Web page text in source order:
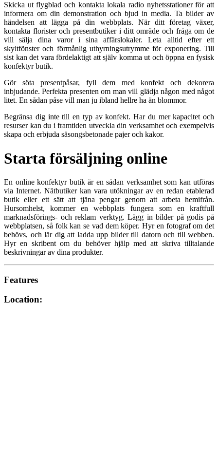
Skicka ut flygblad och kontakta lokala radio nyhetsstationer för att
informera om din demonstration och bjud in media. Ta bilder av
händelsen att lägga på din webbplats. När ditt företag växer,
kontakta florister och presentbutiker i ditt område och fråga om de
vill sälja dina varor i sina affärslokaler. Leta alltid efter ett
skyltfönster och förmånlig uthyrningsutrymme för exponering. Till
sist kan det vara fördelaktigt att själv komma ut och öppna en fysisk
konfektyr butik.
Gör söta presentpåsar, fyll dem med konfekt och dekorera
inbjudande. Perfekta presenten om man vill glädja någon med något
litet. En sådan påse vill man ju ibland hellre ha än blommor.
Begränsa dig inte till en typ av konfekt. Har du mer kapacitet och
resurser kan du i framtiden utveckla din verksamhet och exempelvis
skapa och erbjuda säsongsbetonade pajer och kakor.
Starta försäljning online
En online konfektyr butik är en sådan verksamhet som kan utföras
via Internet. Nätbutiker kan vara utökningar av en redan etablerad
butik eller ett sätt att tjäna pengar genom att arbeta hemifrån.
Hursomhelst, kommer en webbplats fungera som en kraftfull
marknadsförings- och reklam verktyg. Lägg in bilder på godis på
webbplatsen, så folk kan se vad dem köper. Hyr en fotograf om det
behövs, och lär dig att ladda upp bilder till datorn och till webben.
Hyr en skribent om du behöver hjälp med att skriva tilltalande
beskrivningar av dina produkter.
Features
Location: